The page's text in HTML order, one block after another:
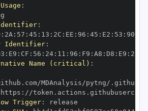
:
:
: 2A : 57 : 45 : 13 : 2C : EE : 96 : 45 : E2 : 53 : 90
Identifier:
: E9 : CF : 56 : 24: 11 : 96 : F9 : A8 : D8 : E9 : 28
Name (critical) :
https :
Trigger: